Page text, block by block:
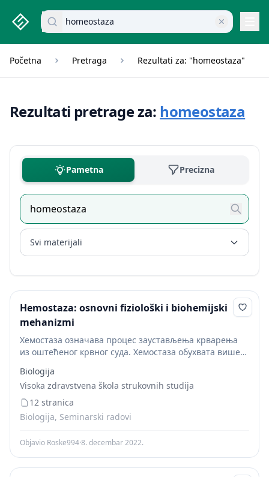
studenti.rs home page
Pretraži dokumente
Početna Pretraga Rezultati za: "homeostaza"
Rezultati pretrage za: homeostaza
Pametna Precizna
Svi materijali
Hemostaza: osnovni fiziološki i biohemijski
mehanizmi
Хемостаза означава процес заустављења крварења
из оштећеног крвног суда. Хемостаза обухвата више
Стварање тромбоцитног чепа,  Формирање крвног
угрушка (коагулација),  Стабилизацију крвног...
Biologija
Visoka zdravstvena škola strukovnih studija
12 stranica
Biologija, Seminarski radovi
Objavio Roske994·8. decembar 2022.